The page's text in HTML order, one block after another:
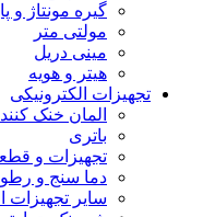
گیره مونتاژ و
مولتی متر
مینی دریل
هیتر و هویه
تجهیزات الکترونیکی
المان خنک
باتری
تجهیزات و
دما سنج و
سایر تجهیزات